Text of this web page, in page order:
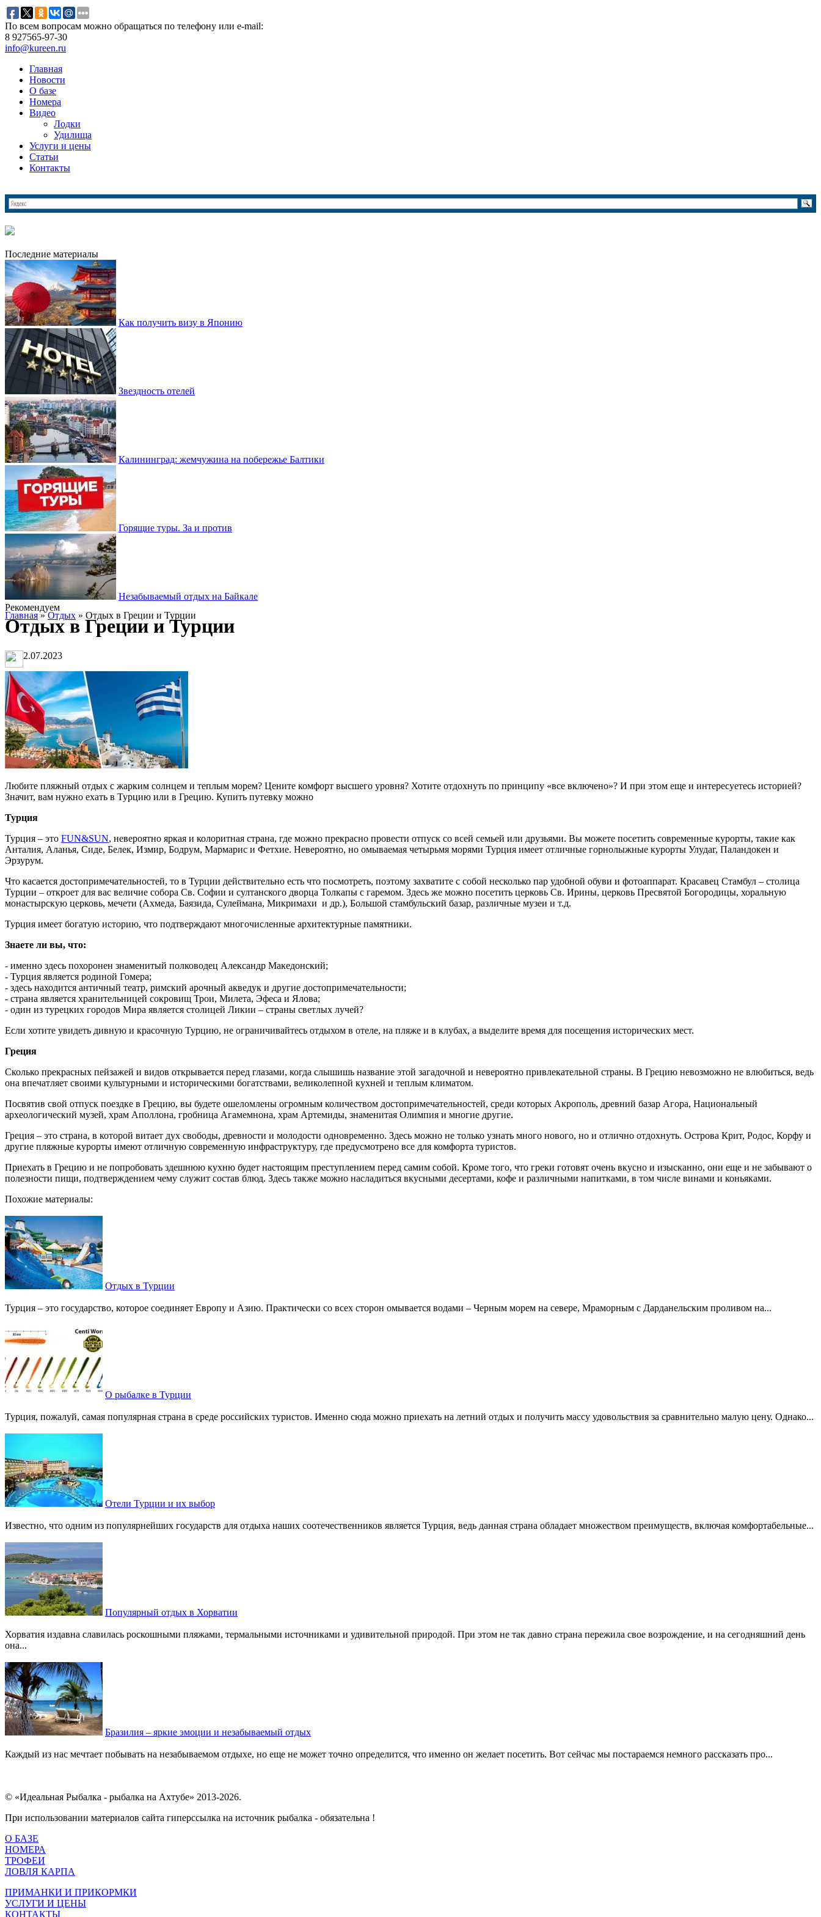
По всем вопросам можно обращаться по телефону или e-mail:
8 927565-97-30
info@kureen.ru
Главная
Новости
О базе
Номера
Видео
Лодки
Удилища
Услуги и цены
Статьи
Контакты
Последние материалы
Как получить визу в Японию
Звездность отелей
Калининград: жемчужина на побережье Балтики
Горящие туры. За и против
Незабываемый отдых на Байкале
Рекомендуем
Главная»Отдых » Отдых в Греции и Турции
Отдых в Греции и Турции
2.07.2023
Любите пляжный отдых с жарким солнцем и теплым морем? Цените комфорт высшего уровня? Хотите отдохнуть по принципу «все включено»? И при этом еще и интересуетесь историей?
Значит, вам нужно ехать в Турцию или в Грецию. Купить путевку можно
Турция
Турция – это FUN&SUN, невероятно яркая и колоритная страна, где можно прекрасно провести отпуск со всей семьей или друзьями. Вы можете посетить современные курорты, такие как
Анталия, Аланья, Сиде, Белек, Измир, Бодрум, Мармарис и Фетхие. Невероятно, но омываемая четырьмя морями Турция имеет отличные горнолыжные курорты Улудаг, Паландокен и
Эрзурум.
Что касается достопримечательностей, то в Турции действительно есть что посмотреть, поэтому захватите с собой несколько пар удобной обуви и фотоаппарат. Красавец Стамбул – столица
Турции – откроет для вас величие собора Св. Софии и султанского дворца Толкапы с гаремом. Здесь же можно посетить церковь Св. Ирины, церковь Пресвятой Богородицы, хоральную
монастырскую церковь, мечети (Ахмеда, Баязида, Сулеймана, Микримахи и др.), Большой стамбульский базар, различные музеи и т.д.
Турция имеет богатую историю, что подтверждают многочисленные архитектурные памятники.
Знаете ли вы, что:
- именно здесь похоронен знаменитый полководец Александр Македонский;
- Турция является родиной Гомера;
- здесь находится античный театр, римский арочный акведук и другие достопримечательности;
- страна является хранительницей сокровищ Трои, Милета, Эфеса и Ялова;
- один из турецких городов Мира является столицей Ликии – страны светлых лучей?
Если хотите увидеть дивную и красочную Турцию, не ограничивайтесь отдыхом в отеле, на пляже и в клубах, а выделите время для посещения исторических мест.
Греция
Сколько прекрасных пейзажей и видов открывается перед глазами, когда слышишь название этой загадочной и невероятно привлекательной страны. В Грецию невозможно не влюбиться, ведь
она впечатляет своими культурными и историческими богатствами, великолепной кухней и теплым климатом.
Посвятив свой отпуск поездке в Грецию, вы будете ошеломлены огромным количеством достопримечательностей, среди которых Акрополь, древний базар Агора, Национальный
археологический музей, храм Аполлона, гробница Агамемнона, храм Артемиды, знаменитая Олимпия и многие другие.
Греция – это страна, в которой витает дух свободы, древности и молодости одновременно. Здесь можно не только узнать много нового, но и отлично отдохнуть. Острова Крит, Родос, Корфу и
другие пляжные курорты имеют отличную современную инфраструктуру, где предусмотрено все для комфорта туристов.
Приехать в Грецию и не попробовать здешнюю кухню будет настоящим преступлением перед самим собой. Кроме того, что греки готовят очень вкусно и изысканно, они еще и не забывают о
полезности пищи, подтверждением чему служит состав блюд. Здесь также можно насладиться вкусными десертами, кофе и различными напитками, в том числе винами и коньяками.
Похожие материалы:
Отдых в Турции
Турция – это государство, которое соединяет Европу и Азию. Практически со всех сторон омывается водами – Черным морем на севере, Мраморным с Дарданельским проливом на...
О рыбалке в Турции
Турция, пожалуй, самая популярная страна в среде российских туристов. Именно сюда можно приехать на летний отдых и получить массу удовольствия за сравнительно малую цену. Однако...
Отели Турции и их выбор
Известно, что одним из популярнейших государств для отдыха наших соотечественников является Турция, ведь данная страна обладает множеством преимуществ, включая комфортабельные...
Популярный отдых в Хорватии
Хорватия издавна славилась роскошными пляжами, термальными источниками и удивительной природой. При этом не так давно страна пережила свое возрождение, и на сегодняшний день
она...
Бразилия – яркие эмоции и незабываемый отдых
Каждый из нас мечтает побывать на незабываемом отдыхе, но еще не может точно определится, что именно он желает посетить. Вот сейчас мы постараемся немного рассказать про...
© «Идеальная Рыбалка - рыбалка на Ахтубе» 2013-2026.
При использовании материалов сайта гиперссылка на источник рыбалка - обязательна !
О БАЗЕ
НОМЕРА
ТРОФЕИ
ЛОВЛЯ КАРПА
ПРИМАНКИ И ПРИКОРМКИ
УСЛУГИ И ЦЕНЫ
КОНТАКТЫ